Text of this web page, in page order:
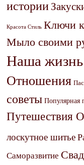
истории
Красота Стиль Ключи
Мыло своими
Наша жизнь
Отношения
советы Популярная
Путешествия
лоскутное шитье
Саморазвитие